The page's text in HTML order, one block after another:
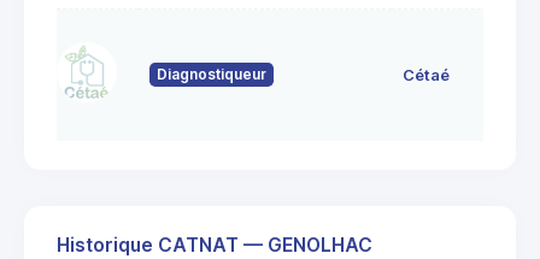
Diagnostiqueur Cétaé
Historique CATNAT — GENOLHAC